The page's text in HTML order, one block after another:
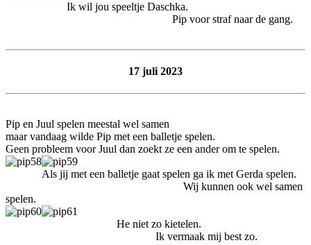
Ik wil jou speeltje Daschka.
Pip voor straf naar de gang.
17 juli 2023
Pip en Juul spelen meestal wel samen
maar vandaag wilde Pip met een balletje spelen.
Geen probleem voor Juul dan zoekt ze een ander om te spelen.
Als jij met een balletje gaat spelen ga ik met Gerda spelen.
Wij kunnen ook wel samen
spelen.
He niet zo kietelen.
Ik vermaak mij best zo.